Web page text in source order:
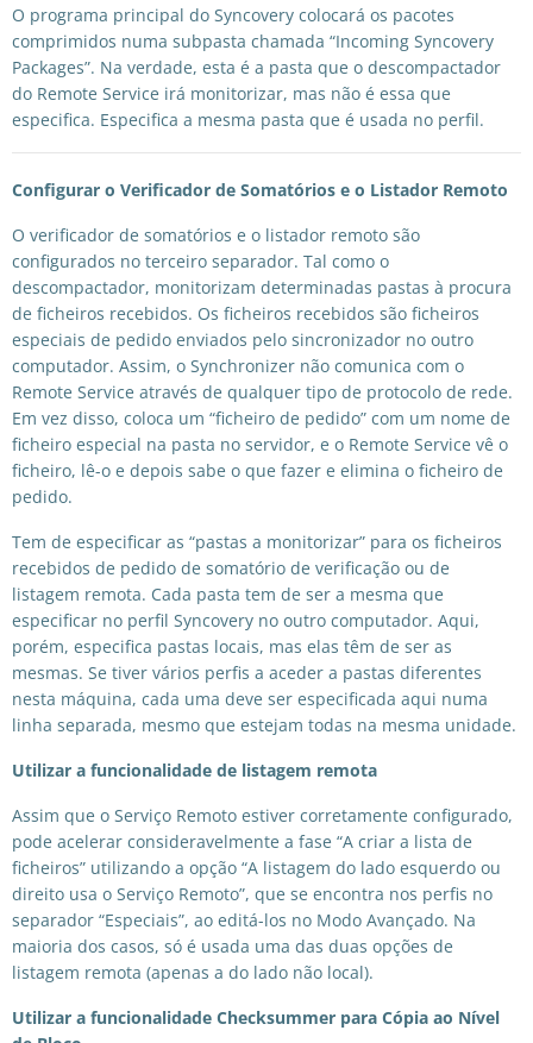
O programa principal do Syncovery colocará os pacotes
comprimidos numa subpasta chamada “Incoming Syncovery
Packages”. Na verdade, esta é a pasta que o descompactador
do Remote Service irá monitorizar, mas não é essa que
especifica. Especifica a mesma pasta que é usada no perfil.
Configurar o Verificador de Somatórios e o Listador Remoto
O verificador de somatórios e o listador remoto são
configurados no terceiro separador. Tal como o
descompactador, monitorizam determinadas pastas à procura
de ficheiros recebidos. Os ficheiros recebidos são ficheiros
especiais de pedido enviados pelo sincronizador no outro
computador. Assim, o Synchronizer não comunica com o
Remote Service através de qualquer tipo de protocolo de rede.
Em vez disso, coloca um “ficheiro de pedido” com um nome de
ficheiro especial na pasta no servidor, e o Remote Service vê o
ficheiro, lê-o e depois sabe o que fazer e elimina o ficheiro de
pedido.
Tem de especificar as “pastas a monitorizar” para os ficheiros
recebidos de pedido de somatório de verificação ou de
listagem remota. Cada pasta tem de ser a mesma que
especificar no perfil Syncovery no outro computador. Aqui,
porém, especifica pastas locais, mas elas têm de ser as
mesmas. Se tiver vários perfis a aceder a pastas diferentes
nesta máquina, cada uma deve ser especificada aqui numa
linha separada, mesmo que estejam todas na mesma unidade.
Utilizar a funcionalidade de listagem remota
Assim que o Serviço Remoto estiver corretamente configurado,
pode acelerar consideravelmente a fase “A criar a lista de
ficheiros” utilizando a opção “A listagem do lado esquerdo ou
direito usa o Serviço Remoto”, que se encontra nos perfis no
separador “Especiais”, ao editá-los no Modo Avançado. Na
maioria dos casos, só é usada uma das duas opções de
listagem remota (apenas a do lado não local).
Utilizar a funcionalidade Checksummer para Cópia ao Nível